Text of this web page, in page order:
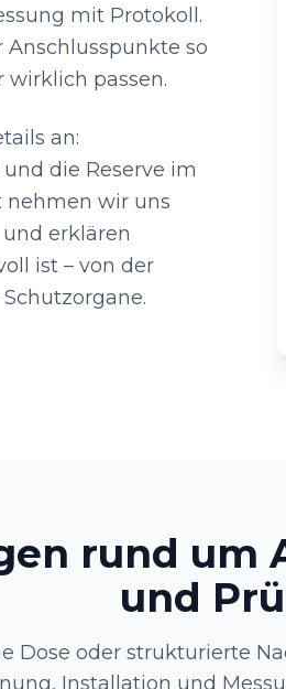
mit Protokoll.
so
wirklich passen.
an:
die Reserve im
nehmen wir uns
erklären
ist – von der
rund um
und
Dose oder strukturierte
Installation und